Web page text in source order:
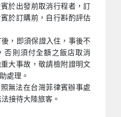
於出發前取消行程者，訂
於訂購前，自行斟酌評估
，即須保證入住，事後不
否則須付全額之飯店取消
大事故，敬請檢附證明文
處理。
無法在台灣菲律賓辦事處
接待大陸旅客。